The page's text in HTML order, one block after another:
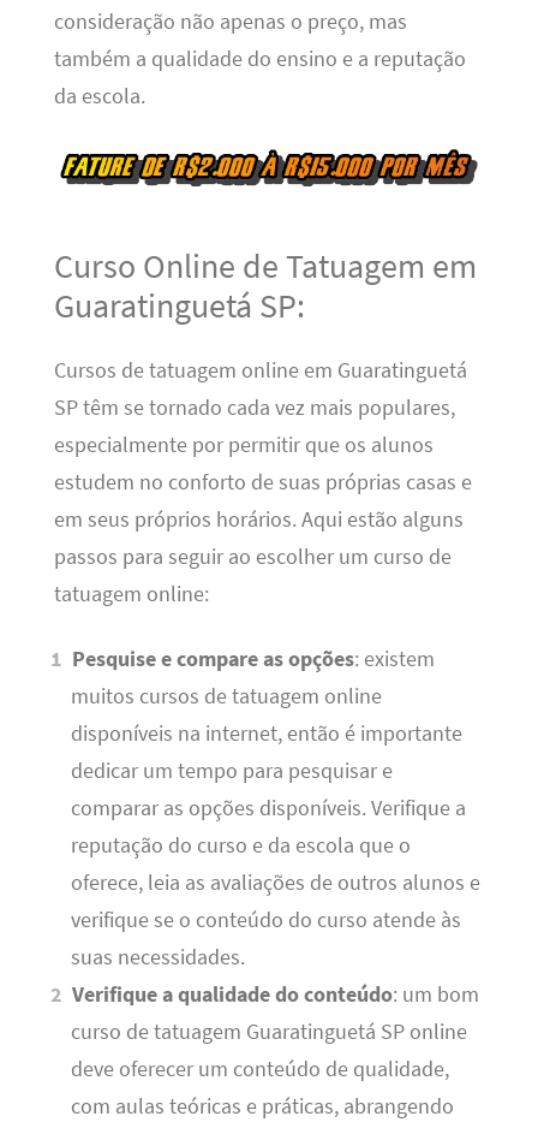
consideração não apenas o preço, mas
também a qualidade do ensino e a reputação
da escola.
Curso Online de Tatuagem em
Guaratinguetá SP:
Cursos de tatuagem online em Guaratinguetá
SP têm se tornado cada vez mais populares,
especialmente por permitir que os alunos
estudem no conforto de suas próprias casas e
em seus próprios horários. Aqui estão alguns
passos para seguir ao escolher um curso de
tatuagem online:
Pesquise e compare as opções: existem
muitos cursos de tatuagem online
disponíveis na internet, então é importante
dedicar um tempo para pesquisar e
comparar as opções disponíveis. Verifique a
reputação do curso e da escola que o
oferece, leia as avaliações de outros alunos e
verifique se o conteúdo do curso atende às
suas necessidades.
Verifique a qualidade do conteúdo: um bom
curso de tatuagem Guaratinguetá SP online
deve oferecer um conteúdo de qualidade,
com aulas teóricas e práticas, abrangendo